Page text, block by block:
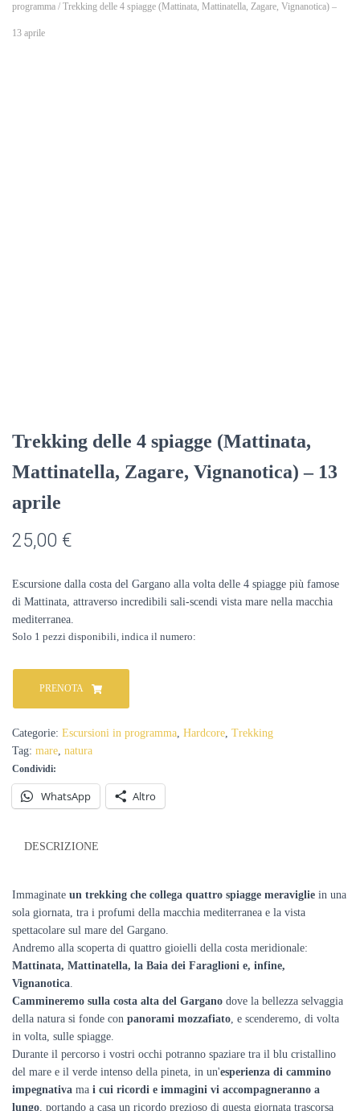
programma / Trekking delle 4 spiagge (Mattinata, Mattinatella, Zagare, Vignanotica) –
13 aprile
Trekking delle 4 spiagge (Mattinata,
Mattinatella, Zagare, Vignanotica) – 13
aprile
25,00 €
Escursione dalla costa del Gargano alla volta delle 4 spiagge più famose
di Mattinata, attraverso incredibili sali-scendi vista mare nella macchia
mediterranea.
Solo 1 pezzi disponibili
Trekking
(Mattinata,
Mattinatella,
Zagare,
Vignanotica)
13
PRENOTA
Categorie: Escursioni in programma, Hardcore, Trekking
Tag: mare, natura
Condividi:
WhatsApp Altro
DESCRIZIONE
Immaginate un trekking che collega quattro spiagge meraviglie in una
sola giornata, tra i profumi della macchia mediterranea e la vista
spettacolare sul mare del Gargano.
Andremo alla scoperta di quattro gioielli della costa meridionale:
Mattinata, Mattinatella, la Baia dei Faraglioni e, infine,
Vignanotica.
Cammineremo sulla costa alta del Gargano dove la bellezza selvaggia
della natura si fonde con panorami mozzafiato, e scenderemo, di volta
in volta, sulle spiagge.
Durante il percorso i vostri occhi potranno spaziare tra il blu cristallino
del mare e il verde intenso della pineta, in un'esperienza di cammino
impegnativa ma i cui ricordi e immagini vi accompagneranno a
lungo, portando a casa un ricordo prezioso di questa giornata trascorsa